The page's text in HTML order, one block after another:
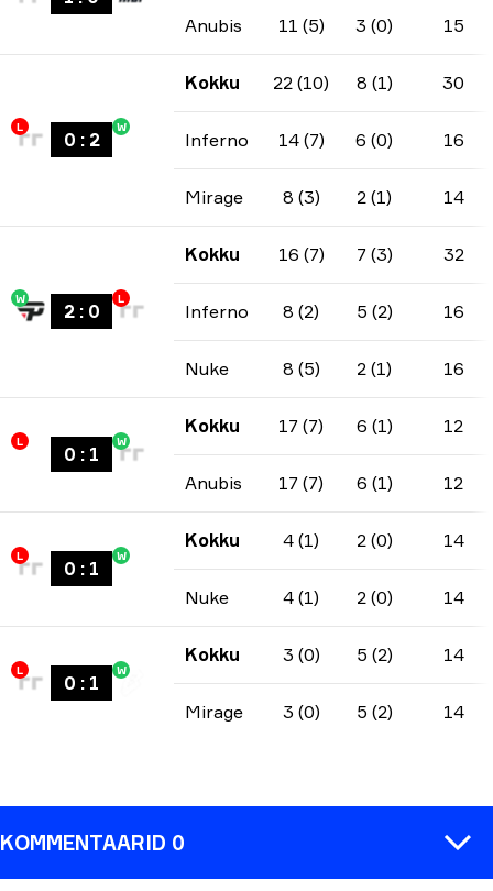
Anubis
11 (5) 3 (0) 15
L
0 : 2
W
Kokku 22 (10) 8 (1) 30
Inferno 14 (7) 6 (0) 16
Mirage 8 (3) 2 (1) 14
W
2: 0
L
Kokku 16 (7) 7 (3) 32
Inferno 8 (2) 5 (2) 16
Nuke 8 (5) 2 (1) 16
L
0 : 1
W
Kokku 17 (7) 6 (1) 12
Anubis 17 (7) 6 (1) 12
L
0 : 1
W
Kokku 4 (1) 2 (0) 14
Nuke 4 (1) 2 (0) 14
L
0 : 1
W
Kokku 3 (0) 5 (2) 14
Mirage 3 (0) 5 (2) 14
KOMMENTAARID 0